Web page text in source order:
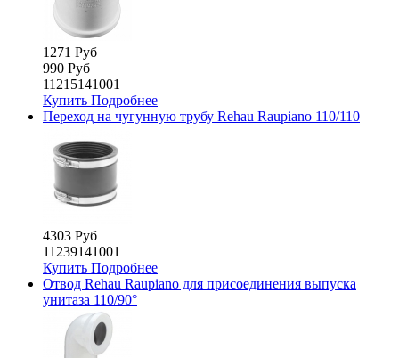
1271 Руб
990 Руб
11215141001
Купить Подробнее
Переход на чугунную трубу Rehau Raupiano 110/110
4303 Руб
11239141001
Купить Подробнее
Отвод Rehau Raupiano для присоединения выпуска
унитаза 110/90°